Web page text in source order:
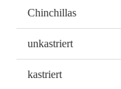
Chinchillas
unkastriert
kastriert